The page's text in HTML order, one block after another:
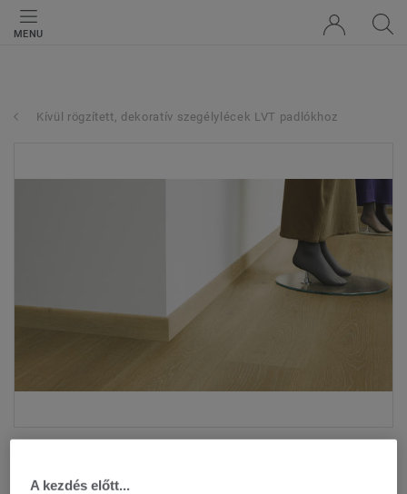
MENU
Kívül rögzített, dekoratív szegélylécek LVT padlókhoz
A kezdés előtt...